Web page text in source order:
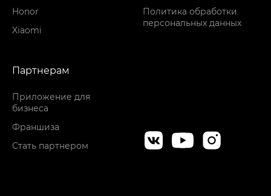
Honor
Xiaomi
Политика обработки
персональных данных
Партнерам
Приложение для
бизнеса
Франшиза
Стать партнером